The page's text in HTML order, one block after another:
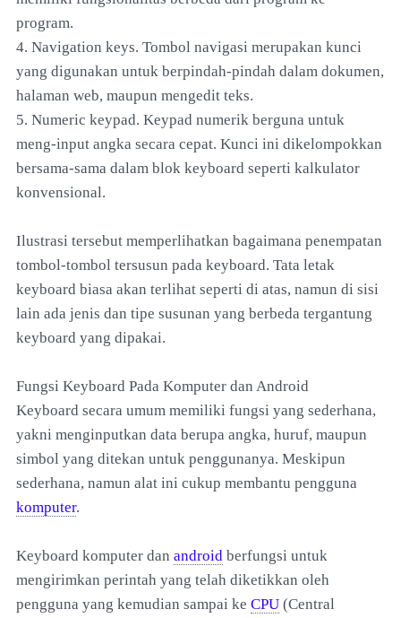
program.
4. Navigation keys. Tombol navigasi merupakan kunci
yang digunakan untuk berpindah-pindah dalam dokumen,
halaman web, maupun mengedit teks.
5. Numeric keypad. Keypad numerik berguna untuk
meng-input angka secara cepat. Kunci ini dikelompokkan
bersama-sama dalam blok keyboard seperti kalkulator
konvensional.
Ilustrasi tersebut memperlihatkan bagaimana penempatan
tombol-tombol tersusun pada keyboard. Tata letak
keyboard biasa akan terlihat seperti di atas, namun di sisi
lain ada jenis dan tipe susunan yang berbeda tergantung
keyboard yang dipakai.
Fungsi Keyboard Pada Komputer dan Android
Keyboard secara umum memiliki fungsi yang sederhana,
yakni menginputkan data berupa angka, huruf, maupun
simbol yang ditekan untuk penggunanya. Meskipun
sederhana, namun alat ini cukup membantu pengguna
komputer.
Keyboard komputer dan android berfungsi untuk
mengirimkan perintah yang telah diketikkan oleh
pengguna yang kemudian sampai ke CPU (Central